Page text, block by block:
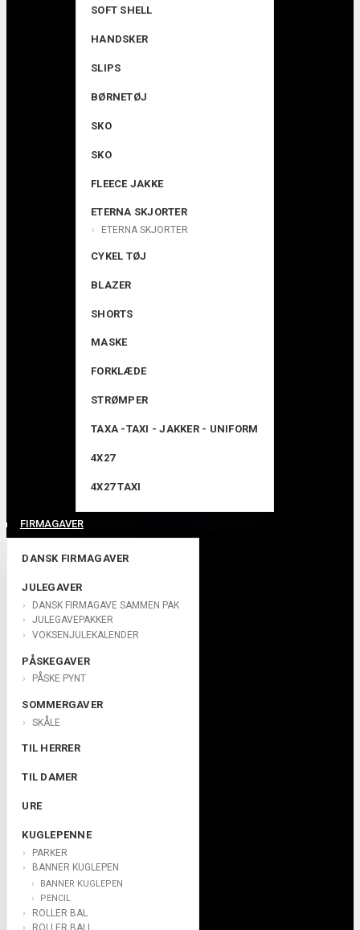
FIRMAGAVER
DANSK FIRMAGAVER
JULEGAVER
DANSK FIRMAGAVE SAMMEN PAK
JULEGAVEPAKKER
VOKSENJULEKALENDER
PÅSKEGAVER
PÅSKE PYNT
SOMMERGAVER
SKÅLE
TIL HERRER
TIL DAMER
URE
KUGLEPENNE
PARKER
BANNER KUGLEPEN
BANNER KUGLEPEN
PENCIL
ROLLER BAL
SOFT SHELL
HANDSKER
SLIPS
BØRNETØJ
SKO
SKO
FLEECE JAKKE
ETERNA SKJORTER
ETERNA SKJORTER
CYKEL TØJ
BLAZER
SHORTS
MASKE
FORKLÆDE
STRØMPER
TAXA -TAXI - JAKKER - UNIFORM
4X27
4X27 TAXI